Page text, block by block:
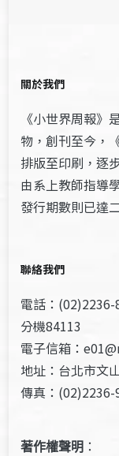
關於我們
《小世界周報》
物，創刊至今，
排版至印刷，逐
由系上教師指導
發行期數則已達
聯絡我們
電話：(02)2236-
分機84113
電子信箱：
地址：台北市文
傳真：(02)2236-
著作權聲明 ：